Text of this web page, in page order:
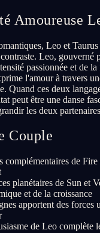
Amoureuse
Leo et
Leo, gouverné
passionnée et de
l'amour à travers
Quand ces deux
peut être une danse
les deux
Couple
complémentaires de
planétaires de Sun et
et de la croissance
apportent des forces
de Leo complète